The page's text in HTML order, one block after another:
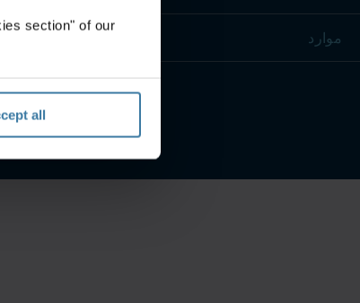
section" of our
all
موارد